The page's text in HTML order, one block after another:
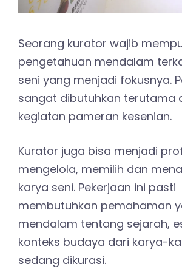
Seorang kurator wajib
pengetahuan mendalam
seni yang menjadi fokusnya.
sangat dibutuhkan terutama
kegiatan pameran kesenian.
Kurator juga bisa menjadi
mengelola, memilih dan
karya seni. Pekerjaan ini pasti
membutuhkan pemahaman
mendalam tentang sejarah,
konteks budaya dari karya-
sedang dikurasi.